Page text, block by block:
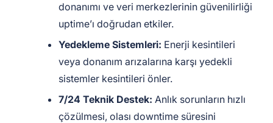
donanımı ve veri merkezlerinin güvenilirliği
uptime’ı doğrudan etkiler.
Yedekleme Sistemleri: Enerji kesintileri
veya donanım arızalarına karşı yedekli
sistemler kesintileri önler.
7/24 Teknik Destek: Anlık sorunların hızlı
çözülmesi, olası downtime süresini